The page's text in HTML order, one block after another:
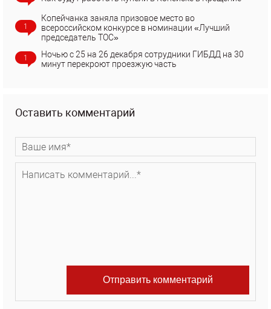
1
Копейчанка заняла призовое место во
всероссийском конкурсе в номинации «Лучший
председатель ТОС»
1
Ночью с 25 на 26 декабря сотрудники ГИБДД на 30
минут перекроют проезжую часть
Оставить комментарий